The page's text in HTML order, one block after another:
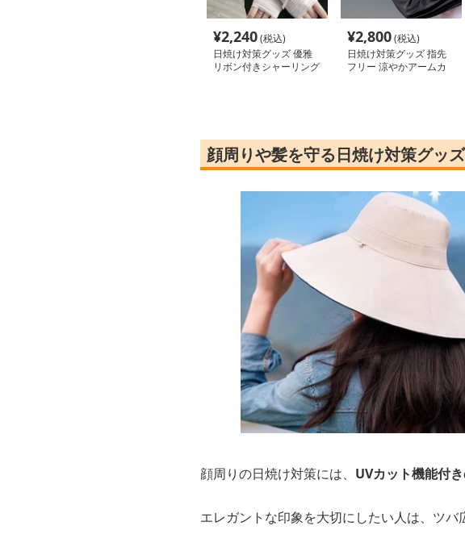
¥2,240(税込)
日焼け対策グッズ 優雅
リボン付きシャーリング
¥2,800(税込)
日焼け対策グッズ 指先
フリー 涼やかアームカ
顔周りや髪を守る日焼け対策グッズ
顔周りの日焼け対策には、 UVカット機能付
エレガントな印象を大切にしたい人は、ツバ